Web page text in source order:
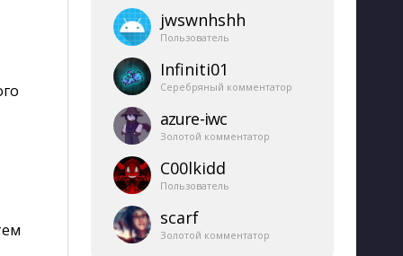
jwswnhshh
Пользователь
Infiniti01
Серебряный комментатор
azure-​iwc
Золотой комментатор
C00lkidd
Пользователь
scarf
Золотой комментатор